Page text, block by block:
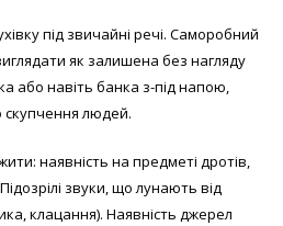
під звичайні речі. Саморобний
як залишена без нагляду
або навіть банка з-під напою,
скупчення людей.
наявність на предметі дротів,
звуки, що лунають від
клацання). Наявність джерел